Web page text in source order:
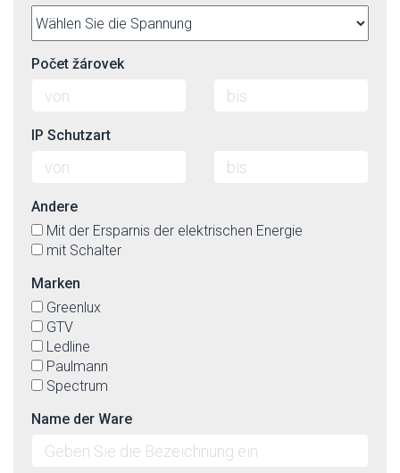
Počet žárovek
IP Schutzart
Andere
Mit der Ersparnis der elektrischen Energie
mit Schalter
Marken
Greenlux
GTV
Ledline
Paulmann
Spectrum
Name der Ware